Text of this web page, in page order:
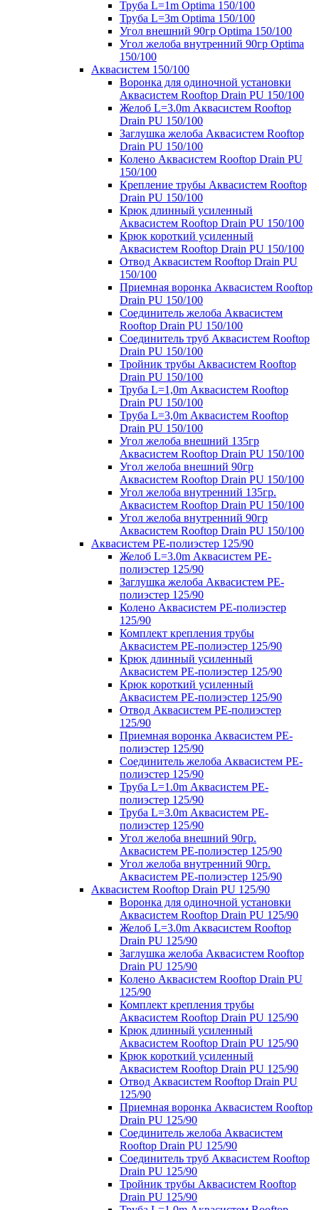
Труба L=1m Optima 150/100
Труба L=3m Optima 150/100
Угол внешний 90гр Optima 150/100
Угол желоба внутренний 90гр Optima
150/100
Аквасистем 150/100
Воронка для одиночной установки
Аквасистем Rooftop Drain PU 150/100
Желоб L=3.0m Аквасистем Rooftop
Drain PU 150/100
Заглушка желоба Аквасистем Rooftop
Drain PU 150/100
Колено Аквасистем Rooftop Drain PU
150/100
Крепление трубы Аквасистем Rooftop
Drain PU 150/100
Крюк длинный усиленный
Аквасистем Rooftop Drain PU 150/100
Крюк короткий усиленный
Аквасистем Rooftop Drain PU 150/100
Отвод Аквасистем Rooftop Drain PU
150/100
Приемная воронка Аквасистем Rooftop
Drain PU 150/100
Соединитель желоба Аквасистем
Rooftop Drain PU 150/100
Соединитель труб Аквасистем Rooftop
Drain PU 150/100
Тройник трубы Аквасистем Rooftop
Drain PU 150/100
Труба L=1,0m Аквасистем Rooftop
Drain PU 150/100
Труба L=3,0m Аквасистем Rooftop
Drain PU 150/100
Угол желоба внешний 135гр
Аквасистем Rooftop Drain PU 150/100
Угол желоба внешний 90гр
Аквасистем Rooftop Drain PU 150/100
Угол желоба внутренний 135гр.
Аквасистем Rooftop Drain PU 150/100
Угол желоба внутренний 90гр
Аквасистем Rooftop Drain PU 150/100
Аквасистем PE-полиэстер 125/90
Желоб L=3.0m Аквасистем PE-
полиэстер 125/90
Заглушка желоба Аквасистем PE-
полиэстер 125/90
Колено Аквасистем PE-полиэстер
125/90
Комплект крепления трубы
Аквасистем PE-полиэстер 125/90
Крюк длинный усиленный
Аквасистем PE-полиэстер 125/90
Крюк короткий усиленный
Аквасистем PE-полиэстер 125/90
Отвод Аквасистем РЕ-полиэстер
125/90
Приемная воронка Аквасистем PE-
полиэстер 125/90
Соединитель желоба Аквасистем PE-
полиэстер 125/90
Труба L=1.0m Аквасистем PE-
полиэстер 125/90
Труба L=3.0m Аквасистем PE-
полиэстер 125/90
Угол желоба внешний 90гр.
Аквасистем PE-полиэстер 125/90
Угол желоба внутренний 90гр.
Аквасистем PE-полиэстер 125/90
Аквасистем Rooftop Drain PU 125/90
Воронка для одиночной установки
Аквасистем Rooftop Drain PU 125/90
Желоб L=3.0m Аквасистем Rooftop
Drain PU 125/90
Заглушка желоба Аквасистем Rooftop
Drain PU 125/90
Колено Аквасистем Rooftop Drain PU
125/90
Комплект крепления трубы
Аквасистем Rooftop Drain PU 125/90
Крюк длинный усиленный
Аквасистем Rooftop Drain PU 125/90
Крюк короткий усиленный
Аквасистем Rooftop Drain PU 125/90
Отвод Аквасистем Rooftop Drain PU
125/90
Приемная воронка Аквасистем Rooftop
Drain PU 125/90
Соединитель желоба Аквасистем
Rooftop Drain PU 125/90
Соединитель труб Аквасистем Rooftop
Drain PU 125/90
Тройник трубы Аквасистем Rooftop
Drain PU 125/90